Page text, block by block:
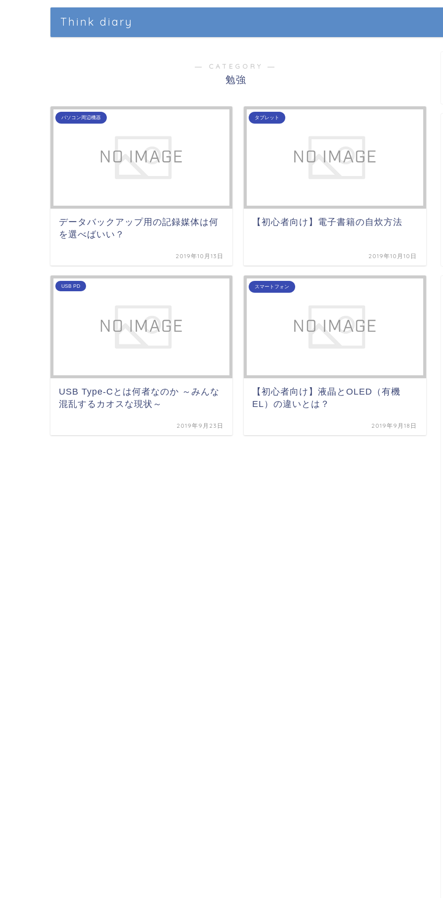
Think diary
― CATEGORY ―
勉強
パソコン周辺機器
データバックアップ用の記録媒体は何
を選べばいい？
2019年10月13日
タブレット
【初心者向け】電子書籍の自炊方法
2019年10月10日
USB PD
USB Type-Cとは何者なのか ～みんな
混乱するカオスな現状～
2019年9月23日
スマートフォン
【初心者向け】液晶とOLED（有機
EL）の違いとは？
2019年9月18日